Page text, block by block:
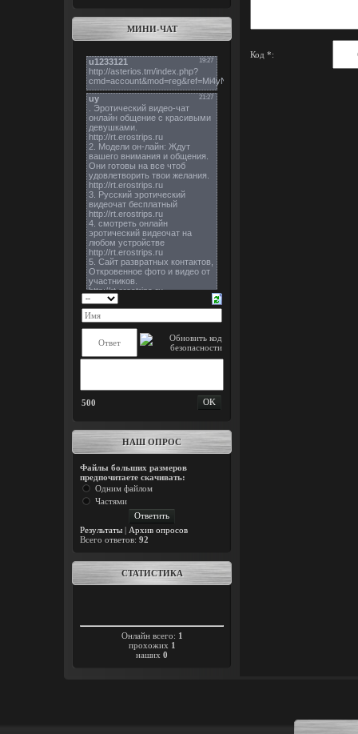
МИНИ-ЧАТ
500
НАШ ОПРОС
Файлы больших размеров
предпочитаете скачивать:
Одним файлом
Частями
Результаты | Архив опросов
Всего ответов: 92
СТАТИСТИКА
Онлайн всего: 1
прохожих 1
наших 0
Код *: